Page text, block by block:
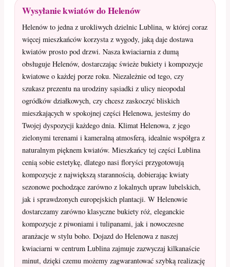
Wysyłanie kwiatów do Helenów
Helenów to jedna z urokliwych dzielnic Lublina, w której coraz
więcej mieszkańców korzysta z wygody, jaką daje dostawa
kwiatów prosto pod drzwi. Nasza kwiaciarnia z dumą
obsługuje Helenów, dostarczając świeże bukiety i kompozycje
kwiatowe o każdej porze roku. Niezależnie od tego, czy
szukasz prezentu na urodziny sąsiadki z ulicy nieopodal
ogródków działkowych, czy chcesz zaskoczyć bliskich
mieszkających w spokojnej części Helenowa, jesteśmy do
Twojej dyspozycji każdego dnia. Klimat Helenowa, z jego
zielonymi terenami i kameralną atmosferą, idealnie współgra z
naturalnym pięknem kwiatów. Mieszkańcy tej części Lublina
cenią sobie estetykę, dlatego nasi floryści przygotowują
kompozycje z największą starannością, dobierając kwiaty
sezonowe pochodzące zarówno z lokalnych upraw lubelskich,
jak i sprawdzonych europejskich plantacji. W Helenowie
dostarczamy zarówno klasyczne bukiety róż, eleganckie
kompozycje z piwoniami i tulipanami, jak i nowoczesne
aranżacje w stylu boho. Dojazd do Helenowa z naszej
kwiaciarni w centrum Lublina zajmuje zazwyczaj kilkanaście
minut, dzięki czemu możemy zagwarantować szybką realizację